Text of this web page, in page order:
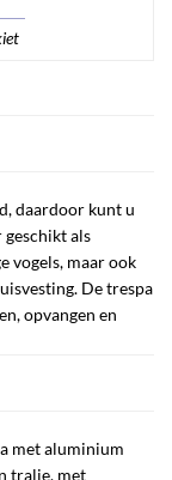
daardoor kunt u
geschikt als
vogels, maar ook
De trespa
opvangen en
met aluminium
tralie, met